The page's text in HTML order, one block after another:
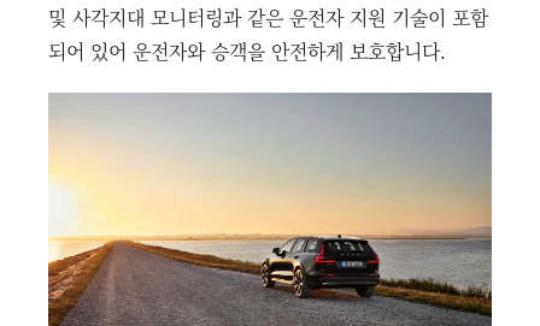
및 사각지대 모니터링과 같은 운전자 지원 기술이 포함
되어 있어 운전자와 승객을 안전하게 보호합니다.